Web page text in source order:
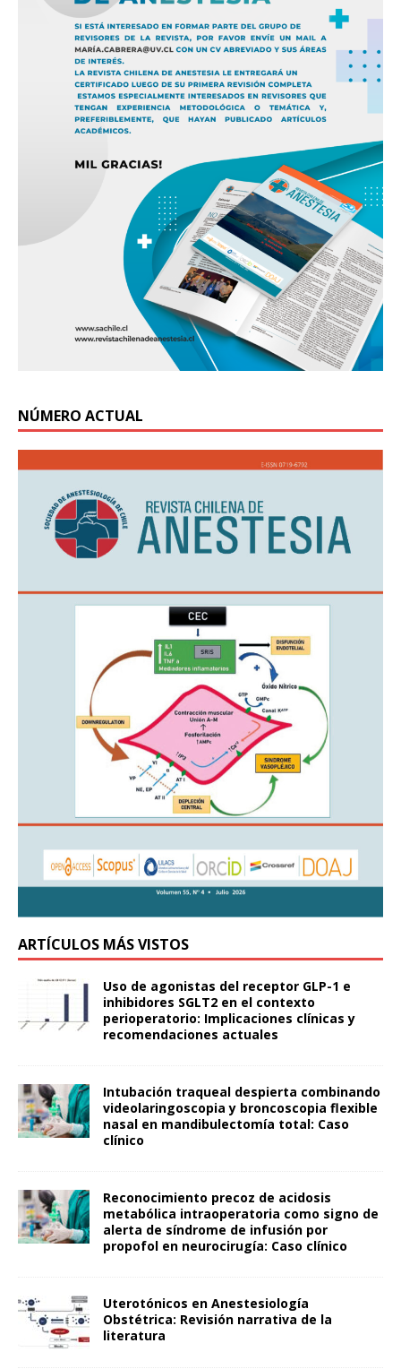
NÚMERO ACTUAL
ARTÍCULOS MÁS VISTOS
Uso de agonistas del receptor GLP-1 e
inhibidores SGLT2 en el contexto
perioperatorio: Implicaciones clínicas y
recomendaciones actuales
Intubación traqueal despierta combinando
videolaringoscopia y broncoscopia flexible
nasal en mandibulectomía total: Caso
clínico
Reconocimiento precoz de acidosis
metabólica intraoperatoria como signo de
alerta de síndrome de infusión por
propofol en neurocirugía: Caso clínico
Uterotónicos en Anestesiología
Obstétrica: Revisión narrativa de la
literatura